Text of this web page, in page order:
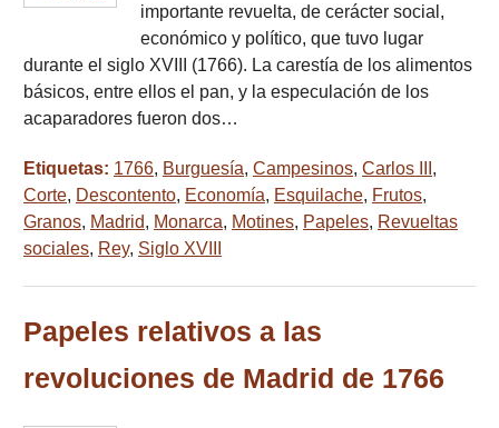
importante revuelta, de cerácter social,
económico y político, que tuvo lugar
durante el siglo XVIII (1766). La carestía de los alimentos
básicos, entre ellos el pan, y la especulación de los
acaparadores fueron dos…
Etiquetas: 1766, Burguesía, Campesinos, Carlos III ,
Corte, Descontento, Economía, Esquilache, Frutos,
Granos, Madrid, Monarca, Motines, Papeles, Revueltas
sociales, Rey, Siglo XVIII
Papeles relativos a las
revoluciones de Madrid de 1766